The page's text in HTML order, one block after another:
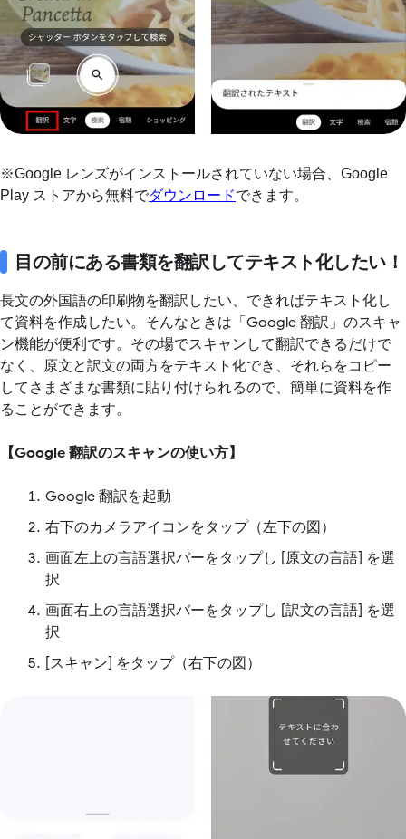
※Google レンズがインストールされていない場合、Google
Play ストアから無料でダウンロードできます。
目の前にある書類を翻訳してテキスト化したい！
長文の外国語の印刷物を翻訳したい、できればテキスト化し
て資料を作成したい。そんなときは「Google 翻訳」のスキャ
ン機能が便利です。その場でスキャンして翻訳できるだけで
なく、原文と訳文の両方をテキスト化でき、それらをコピー
してさまざまな書類に貼り付けられるので、簡単に資料を作
ることができます。
【Google 翻訳のスキャンの使い方】
Google 翻訳を起動
右下のカメラアイコンをタップ（左下の図）
画面左上の言語選択バーをタップし [原文の言語] を選
択
画面右上の言語選択バーをタップし [訳文の言語] を選
択
[スキャン] をタップ（右下の図）